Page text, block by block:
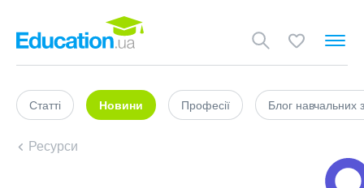
Статті Новини Професії Блог навчальних
Ресурси